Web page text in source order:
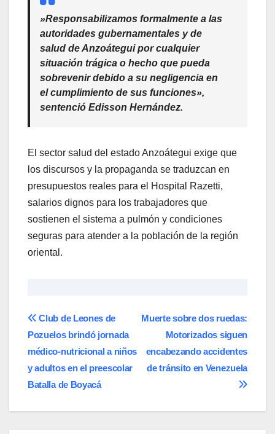
​»Responsabilizamos formalmente a las
autoridades gubernamentales y de
salud de Anzoátegui por cualquier
situación trágica o hecho que pueda
sobrevenir debido a su negligencia en
el cumplimiento de sus funciones»,
sentenció Edisson Hernández.
​El sector salud del estado Anzoátegui exige que
los discursos y la propaganda se traduzcan en
presupuestos reales para el Hospital Razetti,
salarios dignos para los trabajadores que
sostienen el sistema a pulmón y condiciones
seguras para atender a la población de la región
oriental.
Navegación
de
entradas
Muerte sobre dos ruedas:
Motorizados siguen
encabezando accidentes
de tránsito en Venezuela
Club de Leones de
Pozuelos brindó jornada
médico-nutricional a niños
y adultos en el preescolar
Batalla de Boyacá